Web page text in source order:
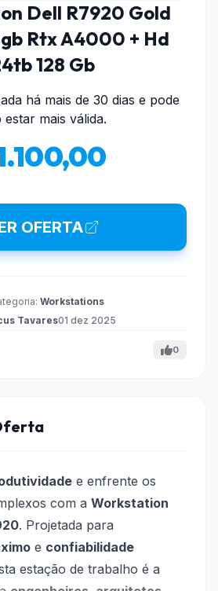
Dell R7920 Gold
Rtx A4000 + Hd
128 Gb
há mais de 30 dias e pode
estar mais válida.
OFERTA
Workstations
Tavares01 dez 2025
0
e enfrente os
com a Workstation
. Projetada para
e confiabilidade
estação de trabalho é a